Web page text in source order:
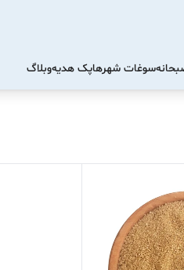
سوغات شهرهاپک هدیهوبلاگ